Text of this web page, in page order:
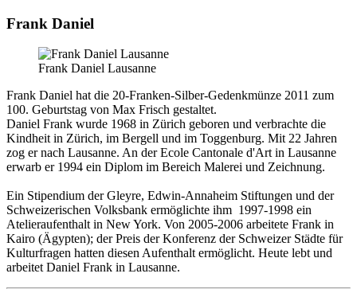
Frank Daniel
Frank Daniel Lausanne
Frank Daniel hat die 20-Franken-Silber-Gedenkmünze 2011 zum
100. Geburtstag von Max Frisch gestaltet.
Daniel Frank wurde 1968 in Zürich geboren und verbrachte die
Kindheit in Zürich, im Bergell und im Toggenburg. Mit 22 Jahren
zog er nach Lausanne. An der Ecole Cantonale d'Art in Lausanne
erwarb er 1994 ein Diplom im Bereich Malerei und Zeichnung.
Ein Stipendium der Gleyre, Edwin-Annaheim Stiftungen und der
Schweizerischen Volksbank ermöglichte ihm 1997-1998 ein
Atelieraufenthalt in New York. Von 2005-2006 arbeitete Frank in
Kairo (Ägypten); der Preis der Konferenz der Schweizer Städte für
Kulturfragen hatten diesen Aufenthalt ermöglicht. Heute lebt und
arbeitet Daniel Frank in Lausanne.